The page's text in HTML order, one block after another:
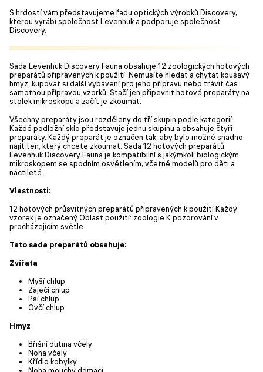
S hrdostí vám představujeme řadu optických výrobků Discovery,
kterou vyrábí společnost Levenhuk a podporuje společnost
Discovery.
Sada Levenhuk Discovery Fauna obsahuje 12 zoologických hotových
preparátů připravených k použití. Nemusíte hledat a chytat kousavý
hmyz, kupovat si další vybavení pro jeho přípravu nebo trávit čas
samotnou přípravou vzorků. Stačí jen připevnit hotové preparáty na
stolek mikroskopu a začít je zkoumat.
Všechny preparáty jsou rozděleny do tří skupin podle kategorií.
Každé podložní sklo představuje jednu skupinu a obsahuje čtyři
preparáty. Každý preparát je označen tak, aby bylo možné snadno
najít ten, který chcete zkoumat. Sada 12 hotových preparátů
Levenhuk Discovery Fauna je kompatibilní s jakýmkoli biologickým
mikroskopem se spodním osvětlením, včetně modelů pro děti a
náctileté.
Vlastnosti:
12 hotových průsvitných preparátů připravených k použití Každý
vzorek je označený Oblast použití: zoologie K pozorování v
procházejícím světle
Tato sada preparátů obsahuje:
Zvířata
Myší chlup
Zaječí chlup
Psí chlup
Ovčí chlup
Hmyz
Břišní dutina včely
Noha včely
Křídlo kobylky